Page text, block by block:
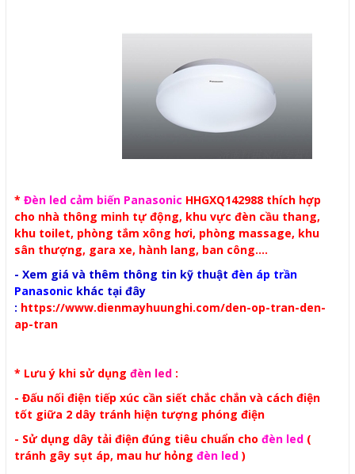
* Đèn led cảm biến Panasonic HHGXQ142988 thích hợp
cho nhà thông minh tự động, khu vực đèn cầu thang,
khu toilet, phòng tắm xông hơi, phòng massage, khu
sân thượng, gara xe, hành lang, ban công....
- Xem giá và thêm thông tin kỹ thuật đèn áp trần
Panasonic khác tại đây
: https://www.dienmayhuunghi.com/den-op-tran-den-
ap-tran
* Lưu ý khi sử dụng đèn led :
- Đấu nối điện tiếp xúc cần siết chắc chắn và cách điện
tốt giữa 2 dây tránh hiện tượng phóng điện
- Sử dụng dây tải điện đúng tiêu chuẩn cho đèn led (
tránh gây sụt áp, mau hư hỏng đèn led )